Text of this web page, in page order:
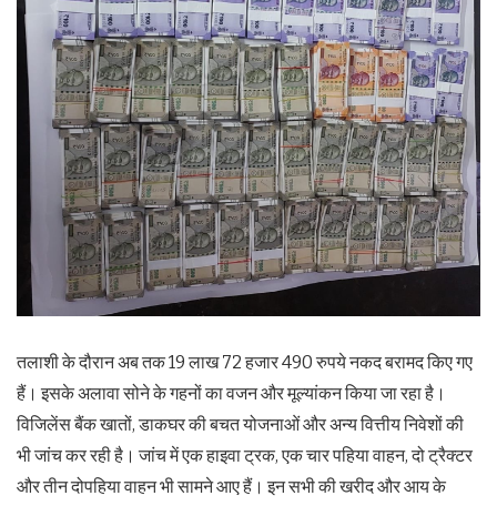
तलाशी के दौरान अब तक 19 लाख 72 हजार 490 रुपये नकद बरामद किए गए
हैं। इसके अलावा सोने के गहनों का वजन और मूल्यांकन किया जा रहा है।
विजिलेंस बैंक खातों, डाकघर की बचत योजनाओं और अन्य वित्तीय निवेशों की
भी जांच कर रही है। जांच में एक हाइवा ट्रक, एक चार पहिया वाहन, दो ट्रैक्टर
और तीन दोपहिया वाहन भी सामने आए हैं। इन सभी की खरीद और आय के